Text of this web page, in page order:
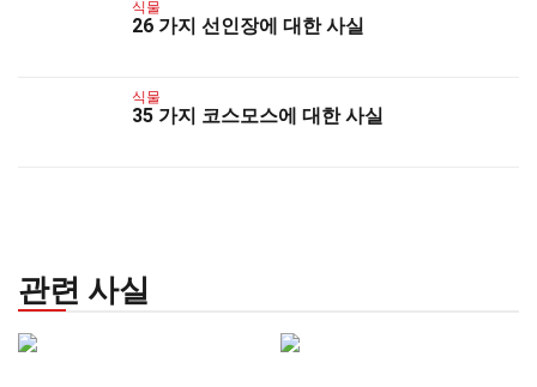
식물
26 가지 선인장에 대한 사실
식물
35 가지 코스모스에 대한 사실
관련 사실